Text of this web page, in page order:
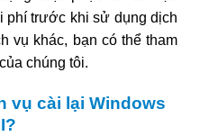
phí trước khi sử dụng dịch
vụ khác, bạn có thể tham
của chúng tôi.
vụ cài lại Windows